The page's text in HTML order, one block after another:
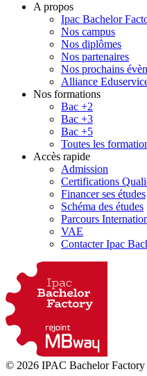
A propos
Ipac Bachelor
Nos campus
Nos diplômes
Nos partenaires
Nos prochains
Alliance
Nos formations
Bac +2
Bac +3
Bac +5
Toutes les
Accès rapide
Admission
Certifications
Financer ses études
Schéma des études
Parcours
VAE
Contacter Ipac
© 2026 IPAC Bachelor Factory